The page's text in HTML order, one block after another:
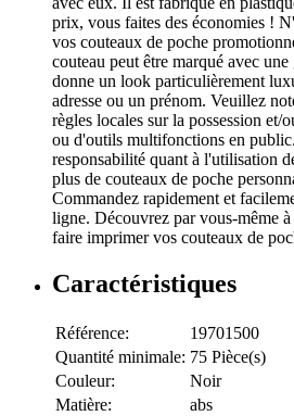
prix, vous faites des économies !
vos couteaux de poche
couteau peut être marqué avec
donne un look particulièrement
adresse ou un prénom. Veuillez
règles locales sur la possession et/
ou d'outils multifonctions en
responsabilité quant à l'utilisation
plus de couteaux de poche
Commandez rapidement et
ligne. Découvrez par vous-même
faire imprimer vos couteaux de
Caractéristiques
Référence:
19701500
Quantité minimale: 75 Pièce(s)
Couleur:
Noir
Matière:
abs